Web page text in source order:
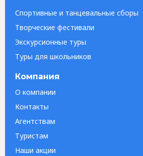
Спортивные и танцевальные сборы
Творческие фестивали
Экскурсионные туры
Туры для школьников
Компания
О компании
Контакты
Агентствам
Туристам
Наши акции